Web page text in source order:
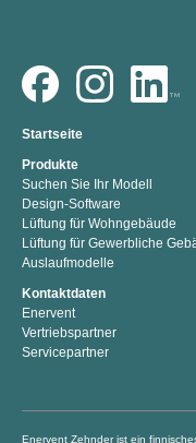
Startseite
Produkte
Suchen Sie Ihr Modell
Design-Software
Lüftung für Wohngebäude
Lüftung für Gewerbliche
Auslaufmodelle
Kontaktdaten
Enervent
Vertriebspartner
Servicepartner
Enervent Zehnder ist ein